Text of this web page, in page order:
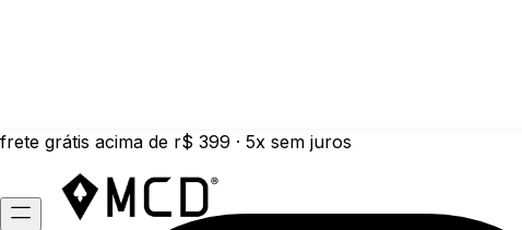
frete grátis acima de r$ 399 · 5x sem juros